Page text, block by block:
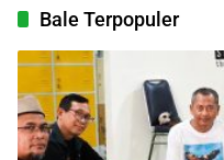
Bale Terpopuler